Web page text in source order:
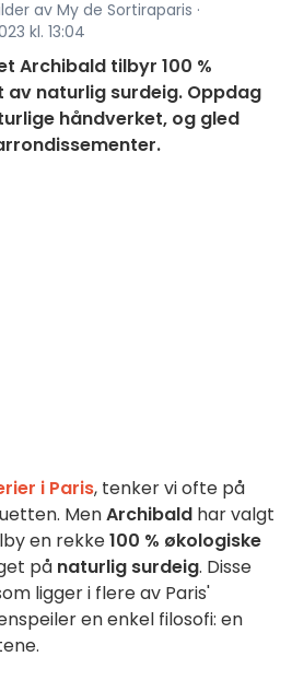
av My de Sortiraparis ·
kl. 13:04
Archibald tilbyr 100 %
naturlig surdeig. Oppdag
håndverket, og gled
i Paris, tenker vi ofte på
MenArchibald har valgt
en rekke100 % økologiske
på naturlig surdeig. Disse
ligger i flere av Paris'
en enkel filosofi: en